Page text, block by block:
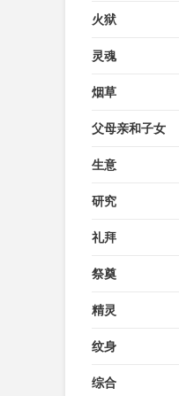
火狱
灵魂
烟草
父母亲和子女
生意
研究
礼拜
祭奠
精灵
纹身
综合